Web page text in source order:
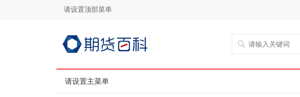
请设置顶部菜单
请设置主菜单